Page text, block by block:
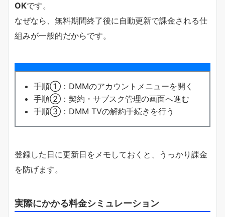
OKです。
なぜなら、無料期間終了後に自動更新で課金される仕
組みが一般的だからです。
手順①：DMMのアカウントメニューを開く
手順②：契約・サブスク管理の画面へ進む
手順③：DMM TVの解約手続きを行う
登録した日に更新日をメモしておくと、うっかり課金
を防げます。
実際にかかる料金シミュレーション